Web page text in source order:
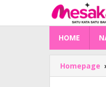
konten
HOME
Homepage